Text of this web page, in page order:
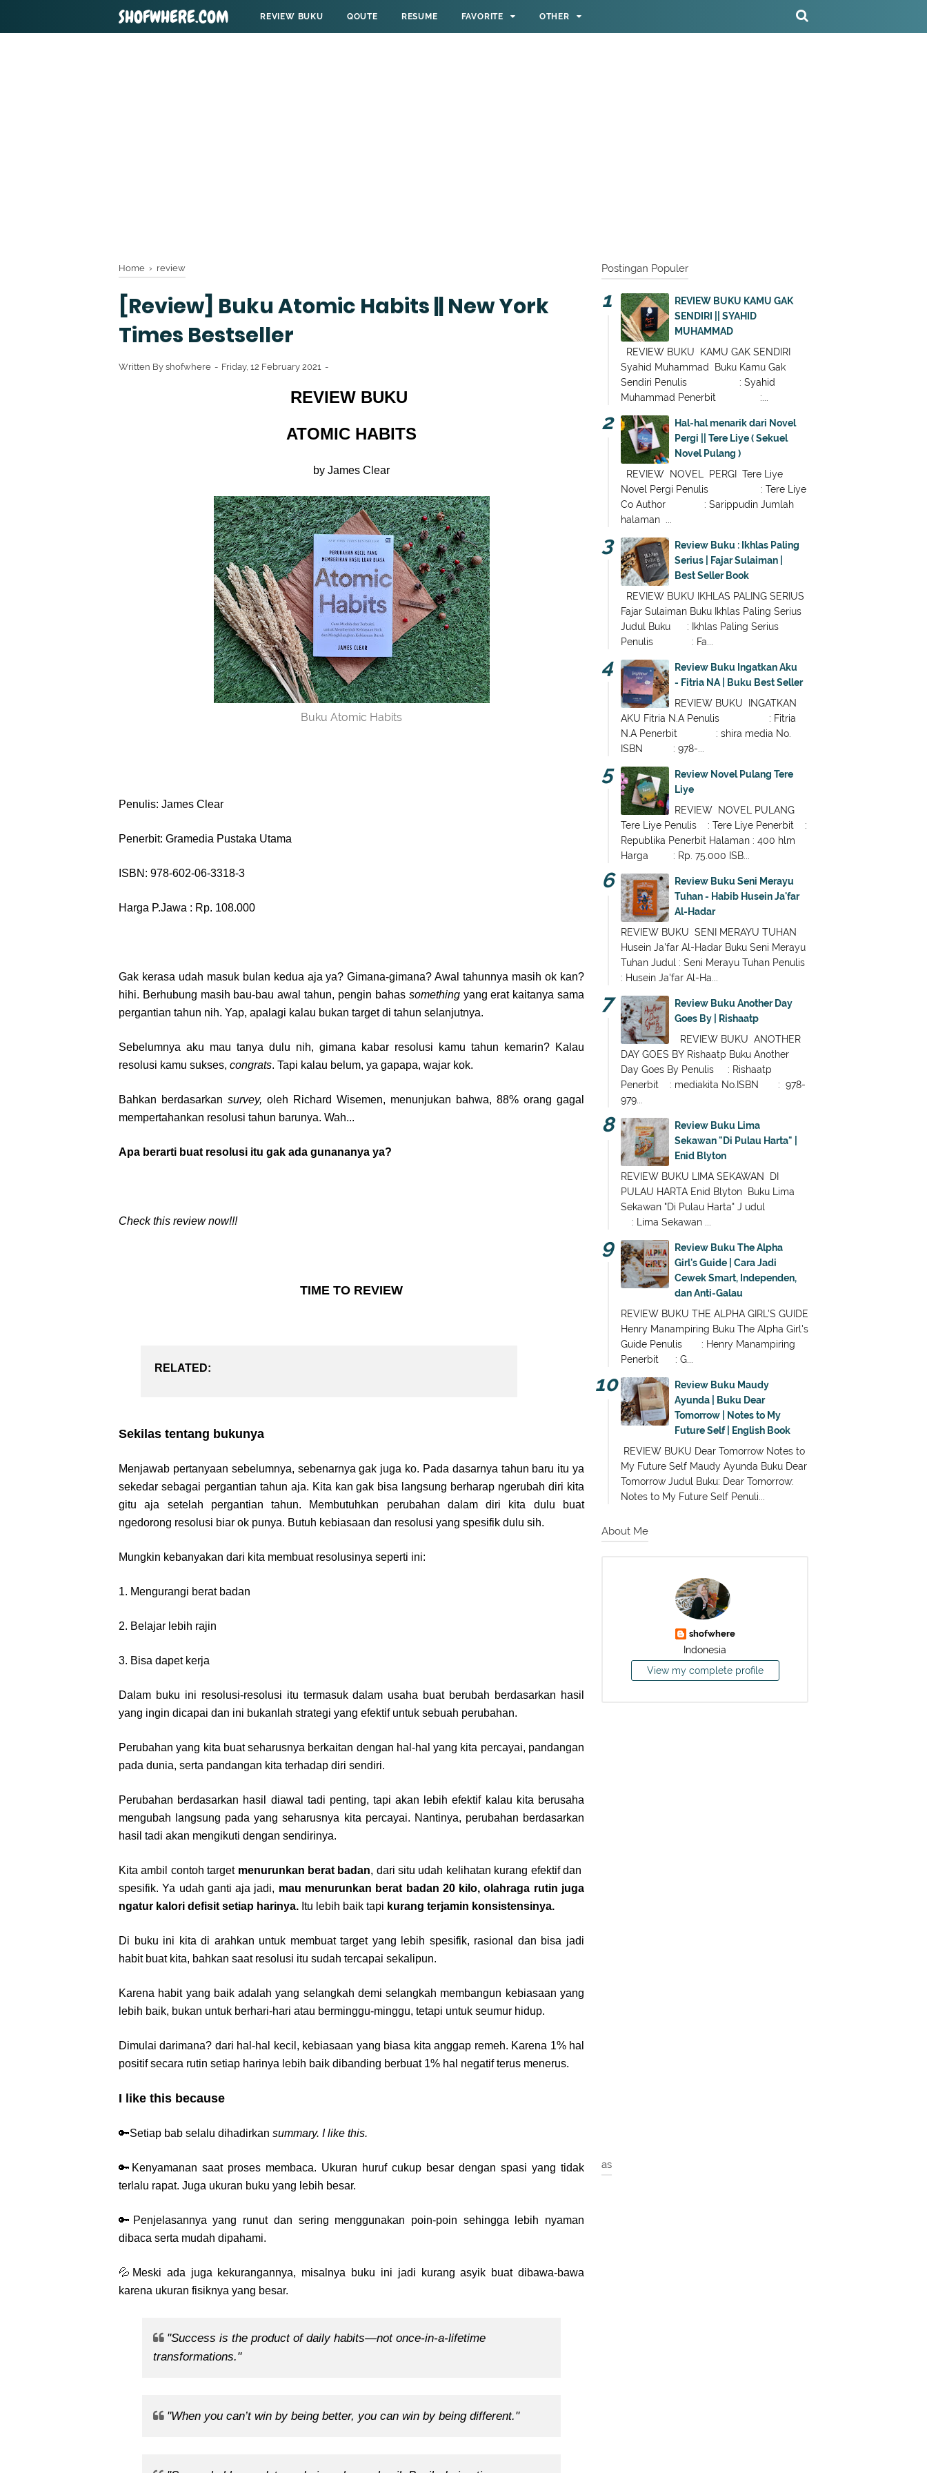
SHOFWHERE.COM REVIEW BUKU QOUTE RESUME FAVORITE OTHER
Home › review
[Review] Buku Atomic Habits || New York
Times Bestseller
Written By shofwhere Friday, 12 February 2021
REVIEW BUKU
ATOMIC HABITS
by James Clear
Buku Atomic Habits
Penulis: James Clear
Penerbit: Gramedia Pustaka Utama
ISBN: 978-602-06-3318-3
Harga P.Jawa : Rp. 108.000
Gak kerasa udah masuk bulan kedua aja ya? Gimana-gimana? Awal tahunnya masih ok kan?
hihi. Berhubung masih bau-bau awal tahun, pengin bahas somethingyang erat kaitanya sama
pergantian tahun nih. Yap, apalagi kalau bukan target di tahun selanjutnya.
Sebelumnya aku mau tanya dulu nih, gimana kabar resolusi kamu tahun kemarin? Kalau
resolusi kamu sukses, congrats. Tapi kalau belum, ya gapapa, wajar kok.
Bahkan berdasarkan survey, oleh Richard Wisemen, menunjukan bahwa, 88% orang gagal
mempertahankan resolusi tahun barunya. Wah...
Apa berarti buat resolusi itu gak ada gunananya ya?
Check this review now!!!
TIME TO REVIEW
RELATED:
Sekilas tentang bukunya
Menjawab pertanyaan sebelumnya, sebenarnya gak juga ko. Pada dasarnya tahun baru itu ya
sekedar sebagai pergantian tahun aja. Kita kan gak bisa langsung berharap ngerubah diri kita
gitu aja setelah pergantian tahun. Membutuhkan perubahan dalam diri kita dulu buat
ngedorong resolusi biar ok punya. Butuh kebiasaan dan resolusi yang spesifik dulu sih.
Mungkin kebanyakan dari kita membuat resolusinya seperti ini:
1. Mengurangi berat badan
2. Belajar lebih rajin
3. Bisa dapet kerja
Dalam buku ini resolusi-resolusi itu termasuk dalam usaha buat berubah berdasarkan hasil
yang ingin dicapai dan ini bukanlah strategi yang efektif untuk sebuah perubahan.
Perubahan yang kita buat seharusnya berkaitan dengan hal-hal yang kita percayai, pandangan
pada dunia, serta pandangan kita terhadap diri sendiri.
Perubahan berdasarkan hasil diawal tadi penting, tapi akan lebih efektif kalau kita berusaha
mengubah langsung pada yang seharusnya kita percayai. Nantinya, perubahan berdasarkan
hasil tadi akan mengikuti dengan sendirinya.
Kita ambil contoh target menurunkan berat badan, dari situ udah kelihatan kurang efektif dan
spesifik. Ya udah ganti aja jadi, mau menurunkan berat badan 20 kilo, olahraga rutin juga
ngatur kalori defisit setiap harinya. Itu lebih baik tapi kurang terjamin konsistensinya.
Di buku ini kita di arahkan untuk membuat target yang lebih spesifik, rasional dan bisa jadi
habit buat kita, bahkan saat resolusi itu sudah tercapai sekalipun.
Karena habit yang baik adalah yang selangkah demi selangkah membangun kebiasaan yang
lebih baik, bukan untuk berhari-hari atau berminggu-minggu, tetapi untuk seumur hidup.
Dimulai darimana? dari hal-hal kecil, kebiasaan yang biasa kita anggap remeh. Karena 1% hal
positif secara rutin setiap harinya lebih baik dibanding berbuat 1% hal negatif terus menerus.
I like this because
🔑Setiap bab selalu dihadirkan summary. I like this.
🔑 Kenyamanan saat proses membaca. Ukuran huruf cukup besar dengan spasi yang tidak
terlalu rapat. Juga ukuran buku yang lebih besar.
🔑 Penjelasannya yang runut dan sering menggunakan poin-poin sehingga lebih nyaman
dibaca serta mudah dipahami.
💦Meski ada juga kekurangannya, misalnya buku ini jadi kurang asyik buat dibawa-bawa
karena ukuran fisiknya yang besar.
"Success is the product of daily habits—not once-in-a-lifetime
transformations."
"When you can’t win by being better, you can win by being different."
Postingan Populer
REVIEW BUKU KAMU GAK
SENDIRI || SYAHID
MUHAMMAD
REVIEW BUKU KAMU GAK SENDIRI
Syahid Muhammad Buku Kamu Gak
Sendiri Penulis : Syahid
Muhammad Penerbit :...
Hal-hal menarik dari Novel
Pergi || Tere Liye ( Sekuel
Novel Pulang )
REVIEW NOVEL PERGI Tere Liye
Novel Pergi Penulis : Tere Liye
Co Author : Sarippudin Jumlah
halaman ...
Review Buku : Ikhlas Paling
Serius | Fajar Sulaiman |
Best Seller Book
REVIEW BUKU IKHLAS PALING SERIUS
Fajar Sulaiman Buku Ikhlas Paling Serius
Judul Buku : Ikhlas Paling Serius
Penulis : Fa...
Review Buku Ingatkan Aku
- Fitria NA | Buku Best Seller
REVIEW BUKU INGATKAN
AKU Fitria N.A Penulis : Fitria
N.A Penerbit : shira media No.
ISBN : 978-...
Review Novel Pulang Tere
Liye
REVIEW NOVEL PULANG
Tere Liye Penulis : Tere Liye Penerbit :
Republika Penerbit Halaman : 400 hlm
Harga : Rp. 75.000 ISB...
Review Buku Seni Merayu
Tuhan - Habib Husein Ja'far
Al-Hadar
REVIEW BUKU SENI MERAYU TUHAN
Husein Ja'far Al-Hadar Buku Seni Merayu
Tuhan Judul : Seni Merayu Tuhan Penulis
: Husein Ja'far Al-Ha...
Review Buku Another Day
Goes By | Rishaatp
REVIEW BUKU ANOTHER
DAY GOES BY Rishaatp Buku Another
Day Goes By Penulis : Rishaatp
Penerbit : mediakita No.ISBN : 978-
979...
Review Buku Lima
Sekawan "Di Pulau Harta" |
Enid Blyton
REVIEW BUKU LIMA SEKAWAN DI
PULAU HARTA Enid Blyton Buku Lima
Sekawan "Di Pulau Harta" J udul
: Lima Sekawan ...
Review Buku The Alpha
Girl's Guide | Cara Jadi
Cewek Smart, Independen,
dan Anti-Galau
REVIEW BUKU THE ALPHA GIRL'S GUIDE
Henry Manampiring Buku The Alpha Girl's
Guide Penulis : Henry Manampiring
Penerbit : G...
Review Buku Maudy
Ayunda | Buku Dear
Tomorrow | Notes to My
Future Self | English Book
REVIEW BUKU Dear Tomorrow Notes to
My Future Self Maudy Ayunda Buku Dear
Tomorrow Judul Buku: Dear Tomorrow:
Notes to My Future Self Penuli...
About Me
shofwhere
Indonesia
View my complete profile
as